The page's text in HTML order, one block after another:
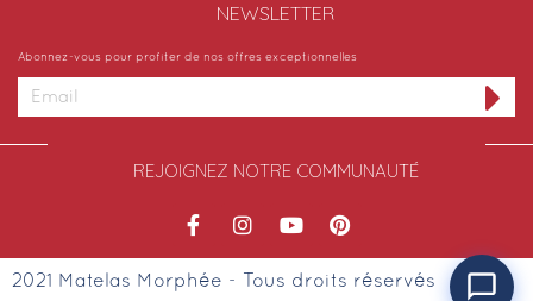
NEWSLETTER​
Abonnez-vous pour profiter de nos offres exceptionnelles
REJOIGNEZ NOTRE COMMUNAUTÉ
2021 Matelas Morphée - Tous droits réservés